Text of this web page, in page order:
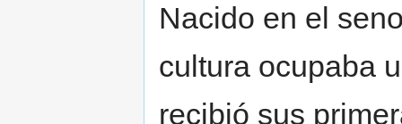
Nacido en el
cultura ocupaba
recibió sus